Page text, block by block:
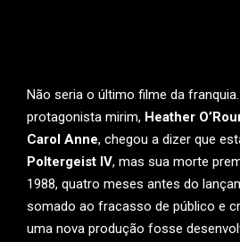
Não seria o último filme da
protagonista mirim, Heather
Carol Anne, chegou a dizer que
Poltergeist IV, mas sua morte
1988, quatro meses antes do
somado ao fracasso de público e
uma nova produção fosse